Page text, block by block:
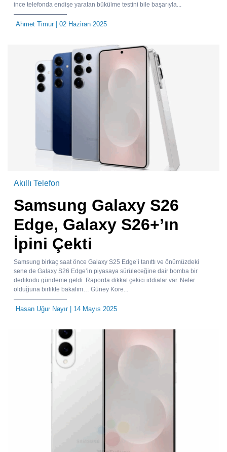
ince telefonda endişe yaratan bükülme testini bile başarıyla...
Ahmet Timur| 02 Haziran 2025
Akıllı Telefon
Samsung Galaxy S26
Edge, Galaxy S26+’ın
İpini Çekti
Samsung birkaç saat önce Galaxy S25 Edge’i tanıttı ve önümüzdeki
sene de Galaxy S26 Edge’in piyasaya sürüleceğine dair bomba bir
dedikodu gündeme geldi. Raporda dikkat çekici iddialar var. Neler
olduğuna birlikte bakalım… Güney Kore...
Hasan Uğur Nayır| 14 Mayıs 2025